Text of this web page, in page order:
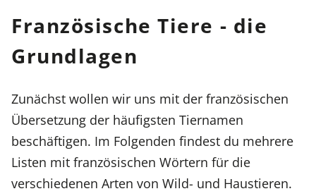
Französische Tiere - die
Grundlagen
Zunächst wollen wir uns mit der französischen
Übersetzung der häufigsten Tiernamen
beschäftigen. Im Folgenden findest du mehrere
Listen mit französischen Wörtern für die
verschiedenen Arten von Wild- und Haustieren.